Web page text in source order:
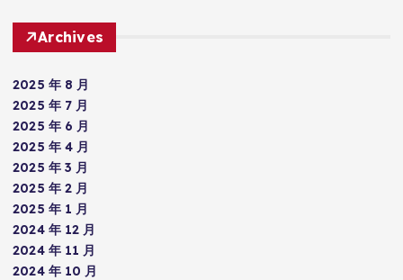
Archives
2025 年 8 月
2025 年 7 月
2025 年 6 月
2025 年 4 月
2025 年 3 月
2025 年 2 月
2025 年 1 月
2024 年 12 月
2024 年 11 月
2024 年 10 月